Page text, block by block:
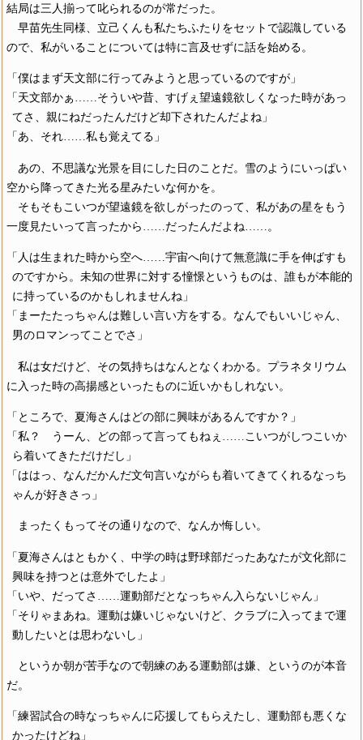
結局は三人揃って叱られるのが常だった。
早苗先生同様、立己くんも私たちふたりをセットで認識している
ので、私がいることについては特に言及せずに話を始める。
「僕はまず天文部に行ってみようと思っているのですが」
「天文部かぁ……そういや昔、すげぇ望遠鏡欲しくなった時があっ
てさ、親にねだったんだけど却下されたんだよね」
「あ、それ……私も覚えてる」
あの、不思議な光景を目にした日のことだ。雪のようにいっぱい
空から降ってきた光る星みたいな何かを。
そもそもこいつが望遠鏡を欲しがったのって、私があの星をもう
一度見たいって言ったから……だったんだよね……。
「人は生まれた時から空へ……宇宙へ向けて無意識に手を伸ばすも
のですから。未知の世界に対する憧憬というものは、誰もが本能的
に持っているのかもしれませんね」
「まーたたっちゃんは難しい言い方をする。なんでもいいじゃん、
男のロマンってことでさ」
私は女だけど、その気持ちはなんとなくわかる。プラネタリウム
に入った時の高揚感といったものに近いかもしれない。
「ところで、夏海さんはどの部に興味があるんですか？」
「私？ うーん、どの部って言ってもねぇ……こいつがしつこいか
ら着いてきただけだし」
「ははっ、なんだかんだ文句言いながらも着いてきてくれるなっち
ゃんが好きさっ」
まったくもってその通りなので、なんか悔しい。
「夏海さんはともかく、中学の時は野球部だったあなたが文化部に
興味を持つとは意外でしたよ」
「いや、だってさ……運動部だとなっちゃん入らないじゃん」
「そりゃまあね。運動は嫌いじゃないけど、クラブに入ってまで運
動したいとは思わないし」
というか朝が苦手なので朝練のある運動部は嫌、というのが本音
だ。
「練習試合の時なっちゃんに応援してもらえたし、運動部も悪くな
かったけどね」